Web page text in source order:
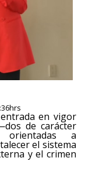
en vigor
de carácter
a
el sistema
y el crimen